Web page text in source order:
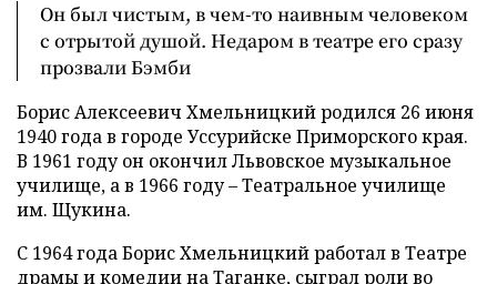
Он был чистым, в чем-то наивным человеком
с отрытой душой. Недаром в театре его сразу
прозвали Бэмби
Борис Алексеевич Хмельницкий родился 26 июня
1940 года в городе Уссурийске Приморского края.
В 1961 году он окончил Львовское музыкальное
училище, а в 1966 году – Театральное училище
им. Щукина.
С 1964 года Борис Хмельницкий работал в Театре
драмы и комедии на Таганке, сыграл роли во